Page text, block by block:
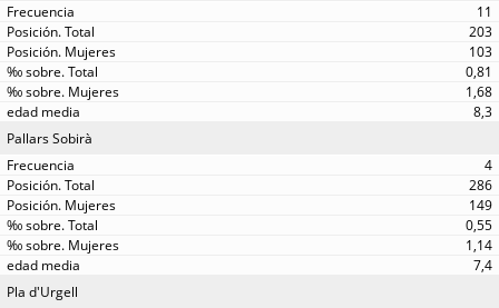
11
203
103
0,81
1,68
8,3
Pallars Sobirà
4
286
149
0,55
1,14
7,4
Pla d'Urgell